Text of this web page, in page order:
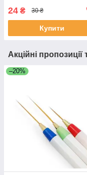
24 ₴ 30 ₴
Купити
Акційні
–20%